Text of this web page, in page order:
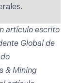
artículo escrito
Global de
& Mining